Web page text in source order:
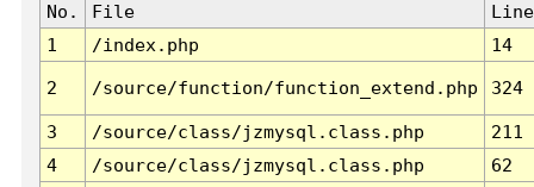
No. File
Line
1
/index.php 14
2 /source/function/function_extend.php 324
3 /source/class/jzmysql.class.php
211
4
/source/class/jzmysql.class.php
62